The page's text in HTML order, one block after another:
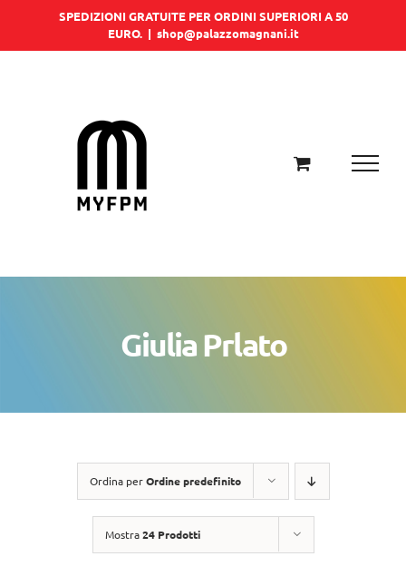
SPEDIZIONI GRATUITE PER ORDINI SUPERIORI A 50
EURO. | shop@palazzomagnani.it
Giulia Prlato
Ordina perOrdine predefinito
Mostra24 Prodotti